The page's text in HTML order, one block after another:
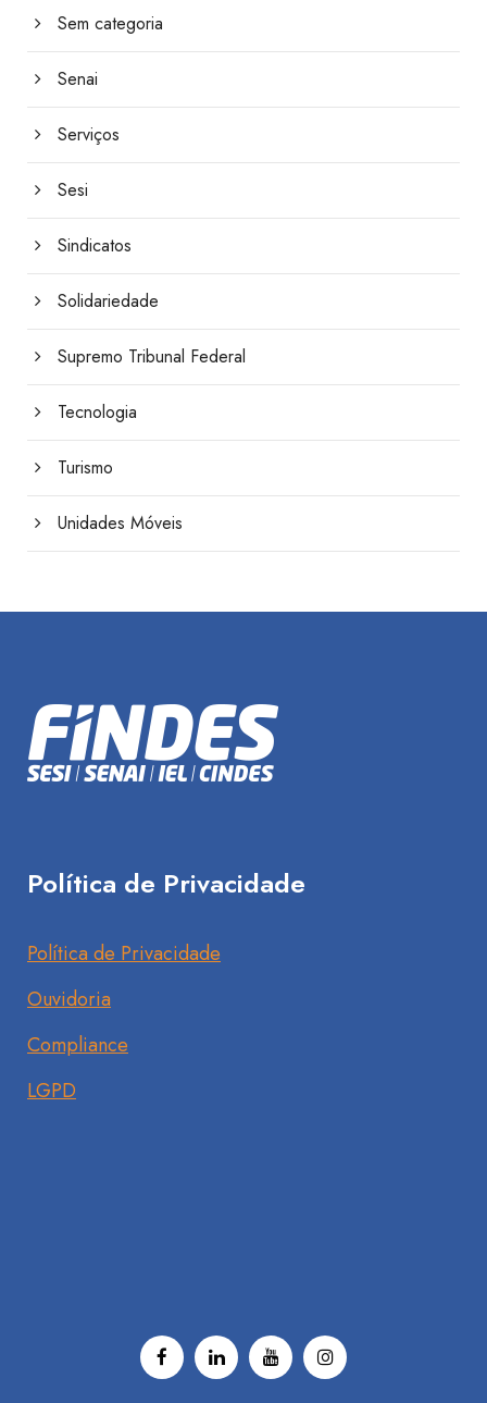
Sem categoria
Senai
Serviços
Sesi
Sindicatos
Solidariedade
Supremo Tribunal Federal
Tecnologia
Turismo
Unidades Móveis
Política de Privacidade
Política de Privacidade
Ouvidoria
Compliance
LGPD